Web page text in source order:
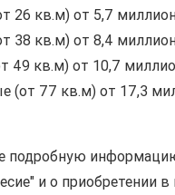
26 кв.м) от 5,7
38 кв.м) от 8,4
49 кв.м) от 10,7
(от 77 кв.м) от 17,3
подробную
и о приобретении в